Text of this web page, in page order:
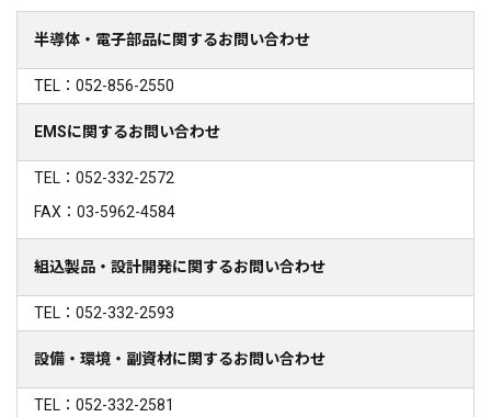
半導体・電子部品に関するお問い合わせ
TEL：052-856-2550
EMSに関するお問い合わせ
TEL：052-332-2572
FAX：03-5962-4584
組込製品・設計開発に関するお問い合わせ
TEL：052-332-2593
設備・環境・副資材に関するお問い合わせ
TEL：052-332-2581